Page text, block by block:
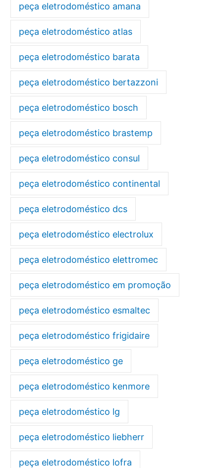
peça eletrodoméstico amana
peça eletrodoméstico atlas
peça eletrodoméstico barata
peça eletrodoméstico bertazzoni
peça eletrodoméstico bosch
peça eletrodoméstico brastemp
peça eletrodoméstico consul
peça eletrodoméstico continental
peça eletrodoméstico dcs
peça eletrodoméstico electrolux
peça eletrodoméstico elettromec
peça eletrodoméstico em promoção
peça eletrodoméstico esmaltec
peça eletrodoméstico frigidaire
peça eletrodoméstico ge
peça eletrodoméstico kenmore
peça eletrodoméstico lg
peça eletrodoméstico liebherr
peça eletrodoméstico lofra